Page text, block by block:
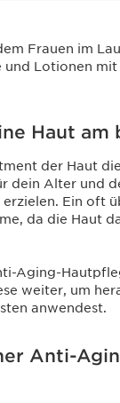
Frauen im
Lotionen
Haut am
der Haut
dein Alter und
Ein oft
da die Haut
Aging-
weiter, um
anwendest.
Anti-